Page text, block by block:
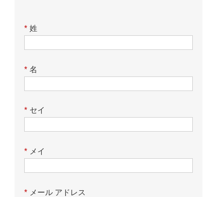
* 姓
* 名
* セイ
* メイ
* メール アドレス